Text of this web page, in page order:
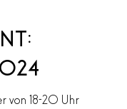
von 18-20 Uhr